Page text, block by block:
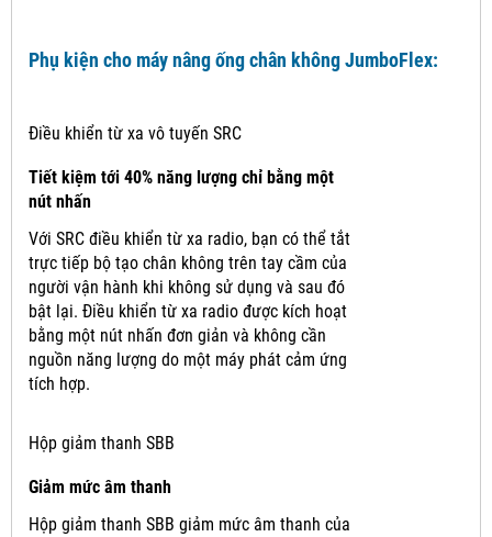
Phụ kiện cho máy nâng ống chân không JumboFlex:
Điều khiển từ xa vô tuyến SRC
Tiết kiệm tới 40% năng lượng chỉ bằng một
nút nhấn
Với SRC điều khiển từ xa radio, bạn có thể tắt
trực tiếp bộ tạo chân không trên tay cầm của
người vận hành khi không sử dụng và sau đó
bật lại. Điều khiển từ xa radio được kích hoạt
bằng một nút nhấn đơn giản và không cần
nguồn năng lượng do một máy phát cảm ứng
tích hợp.
Hộp giảm thanh SBB
Giảm mức âm thanh
Hộp giảm thanh SBB giảm mức âm thanh của